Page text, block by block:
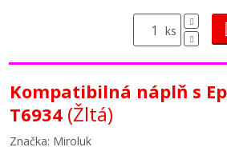
ks
Kompatibilná náplň s
T6934 (Žltá)
Značka: Miroluk